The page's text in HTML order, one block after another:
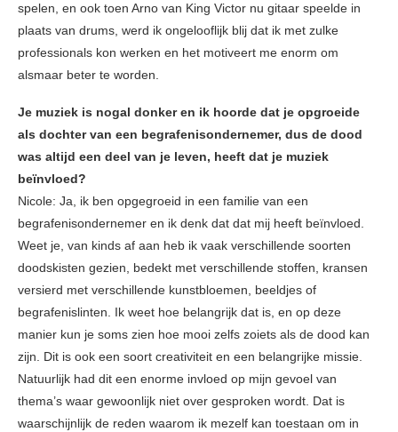
spelen, en ook toen Arno van King Victor nu gitaar speelde in
plaats van drums, werd ik ongelooflijk blij dat ik met zulke
professionals kon werken en het motiveert me enorm om
alsmaar beter te worden.
Je muziek is nogal donker en ik hoorde dat je opgroeide
als dochter van een begrafenisondernemer, dus de dood
was altijd een deel van je leven, heeft dat je muziek
beïnvloed?
Nicole: Ja, ik ben opgegroeid in een familie van een
begrafenisondernemer en ik denk dat dat mij heeft beïnvloed.
Weet je, van kinds af aan heb ik vaak verschillende soorten
doodskisten gezien, bedekt met verschillende stoffen, kransen
versierd met verschillende kunstbloemen, beeldjes of
begrafenislinten. Ik weet hoe belangrijk dat is, en op deze
manier kun je soms zien hoe mooi zelfs zoiets als de dood kan
zijn. Dit is ook een soort creativiteit en een belangrijke missie.
Natuurlijk had dit een enorme invloed op mijn gevoel van
thema’s waar gewoonlijk niet over gesproken wordt. Dat is
waarschijnlijk de reden waarom ik mezelf kan toestaan om in